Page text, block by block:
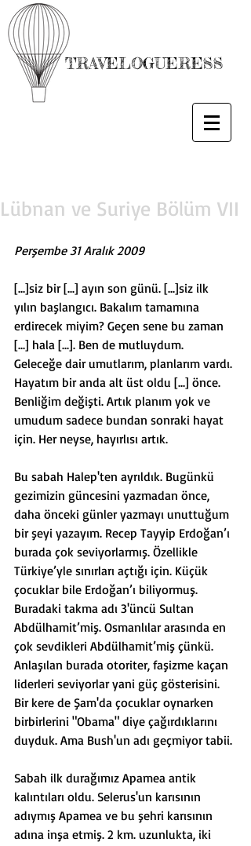
TRAVELOGUERESS
Lübnan ve Suriye Bölüm VII
Perşembe 31 Aralık 2009
[...]siz bir [...] ayın son günü. [...]siz ilk
yılın başlangıcı. Bakalım tamamına
erdirecek miyim? Geçen sene bu zaman
[...] hala [...]. Ben de mutluydum.
Geleceğe dair umutlarım, planlarım vardı.
Hayatım bir anda alt üst oldu [...] önce.
Benliğim değişti. Artık planım yok ve
umudum sadece bundan sonraki hayat
için. Her neyse, hayırlısı artık.
Bu sabah Halep'ten ayrıldık. Bugünkü
gezimizin güncesini yazmadan önce,
daha önceki günler yazmayı unuttuğum
bir şeyi yazayım. Recep Tayyip Erdoğan’ı
burada çok seviyorlarmış. Özellikle
Türkiye’yle sınırları açtığı için. Küçük
çocuklar bile Erdoğan’ı biliyormuş.
Buradaki takma adı 3'üncü Sultan
Abdülhamit’miş. Osmanlılar arasında en
çok sevdikleri Abdülhamit’miş çünkü.
Anlaşılan burada otoriter, faşizme kaçan
liderleri seviyorlar yani güç gösterisini.
Bir kere de Şam'da çocuklar oynarken
birbirlerini "Obama" diye çağırdıklarını
duyduk. Ama Bush'un adı geçmiyor tabii.
Sabah ilk durağımız Apamea antik
kalıntıları oldu. Selerus'un karısının
adıymış Apamea ve bu şehri karısının
adına inşa etmiş. 2 km. uzunlukta, iki